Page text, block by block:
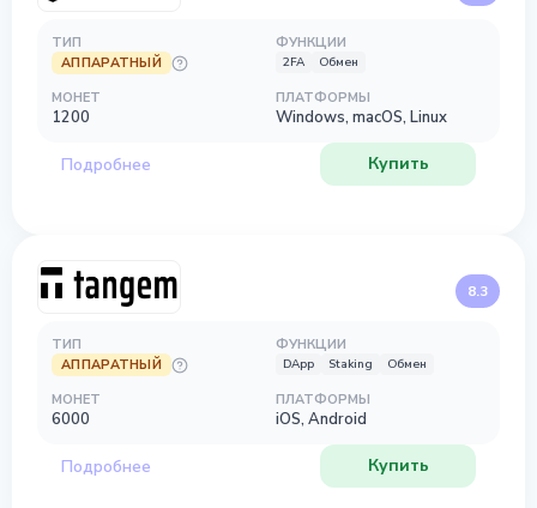
ТИП
АППАРАТНЫЙ
ФУНКЦИИ
2FA Обмен
МОНЕТ
1200
ПЛАТФОРМЫ
Windows, macOS, Linux
Подробнее Купить
8.3
ТИП
АППАРАТНЫЙ
ФУНКЦИИ
DApp Staking Обмен
МОНЕТ
6000
ПЛАТФОРМЫ
iOS, Android
Подробнее Купить